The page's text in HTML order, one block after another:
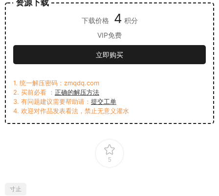
资源下载
下载价格 4 积分
VIP免费
立即购买
1. 统一解压密码：zmqdq.com
2. 买前必看 ： 正确的解压方法
3. 有问题建议需要帮助请： 提交工单
4. 欢迎对作品发表看法，禁止无意义灌水
5
寸止